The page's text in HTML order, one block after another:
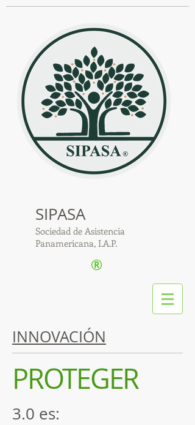
SIPASA
Sociedad de Asistencia
Panamericana, I.A.P.
®
INNOVACIÓN
PROTEGER
3.0 es: